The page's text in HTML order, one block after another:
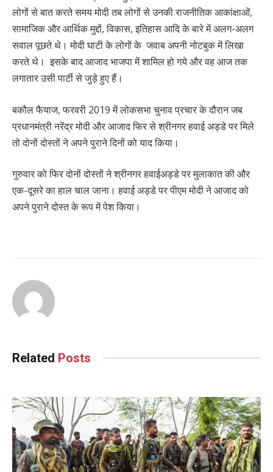
लोगों से बात करते समय मोदी तब लोगों से उनकी राजनीतिक आकांक्षाओं,
सामाजिक और आर्थिक मुद्दों, विकास, इतिहास आदि के बारे में अलग-अलग
सवाल पूछते थे। मोदी घाटी के लोगों के जवाब अपनी नोटबुक में लिखा
करते थे। इसके बाद आजाद भाजपा में शामिल हो गये और वह आज तक
लगातार उसी पार्टी से जुड़े हुए हैं।
बकौल फैयाज, फरवरी 2019 में लोकसभा चुनाव प्रचार के दौरान जब
प्रधानमंत्री नरेंद्र मोदी और आजाद फिर से श्रीनगर हवाई अड्डे पर मिले
तो दोनों दोस्तों ने अपने पुराने दिनों को याद किया।
गुरुवार को फिर दोनों दोस्तों ने श्रीनगर हवाईअड्डे पर मुलाकात की और
एक-दूसरे का हाल चाल जाना। हवाई अड्डे पर पीएम मोदी ने आजाद को
अपने पुराने दोस्त के रूप में पेश किया।
Related Posts